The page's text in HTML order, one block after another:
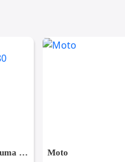
Ciao bon état ta9thi chourha malhouma ama soumha behi 580 Moto